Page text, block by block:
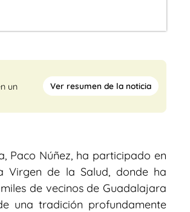
un
Ver resumen de la noticia
Paco Núñez, ha participado en
de la Salud, donde ha
de vecinos de Guadalajara
una tradición profundamente